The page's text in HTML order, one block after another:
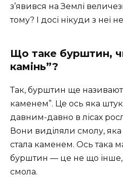
з’явився на Землі
тому? І досі нікуди з неї
Що таке бурштин,
камінь”?
Так, бурштин ще
каменем”. Це ось яка
давним-давно в лісах
Вони виділяли смолу, яка
стала каменем. Ось така
бурштин — це не що інше,
смола.